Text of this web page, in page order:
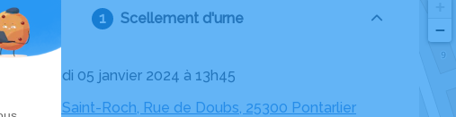
Scellement d'urne
Le vendredi 05 janvier 2024 à 13h45
Cimetière Saint-Roch, Rue de Doubs, 25300 Pontarlier
−